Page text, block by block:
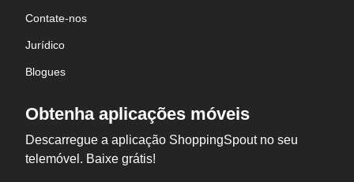
Contate-nos
Jurídico
Blogues
Obtenha aplicações móveis
Descarregue a aplicação ShoppingSpout no seu
telemóvel. Baixe grátis!